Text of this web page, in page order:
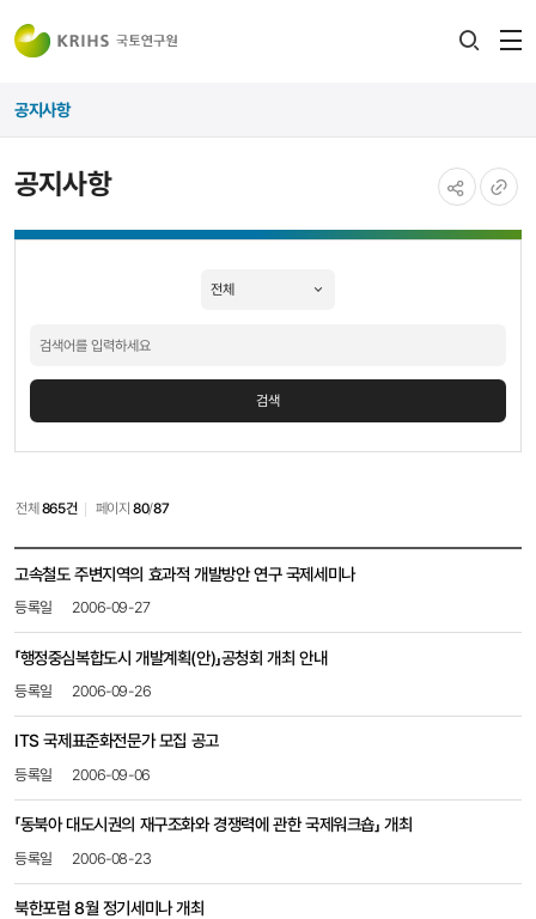
공지사항
공지사항
검색
전체 865건 페이지80/87
목록
-
번호,
제목,
첨부파일,
조회수
고속철도 주변지역의 효과적 개발방안 연구 국제세미나
2006-09-27
「행정중심복합도시 개발계획(안)」공청회 개최 안내
2006-09-26
ITS 국제표준화전문가 모집 공고
2006-09-06
「동북아 대도시권의 재구조화와 경쟁력에 관한 국제워크숍」 개최
2006-08-23
북한포럼 8월 정기세미나 개최